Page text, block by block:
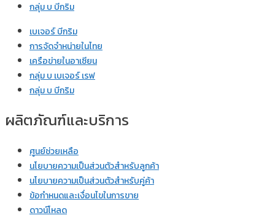
กลุ่ม บ บีกริม
เบเจอร์ บีกริม
การจัดจำหน่ายในไทย
เครือข่ายในอาเซียน
กลุ่ม บ เบเจอร์ เรฟ
กลุ่ม บ บีกริม
ผลิตภัณฑ์และบริการ
ศูนย์ช่วยเหลือ
นโยบายความเป็นส่วนตัวสำหรับลูกค้า
นโยบายความเป็นส่วนตัวสำหรับคู่ค้า
ข้อกำหนดและเงื่อนไขในการขาย
ดาวน์โหลด